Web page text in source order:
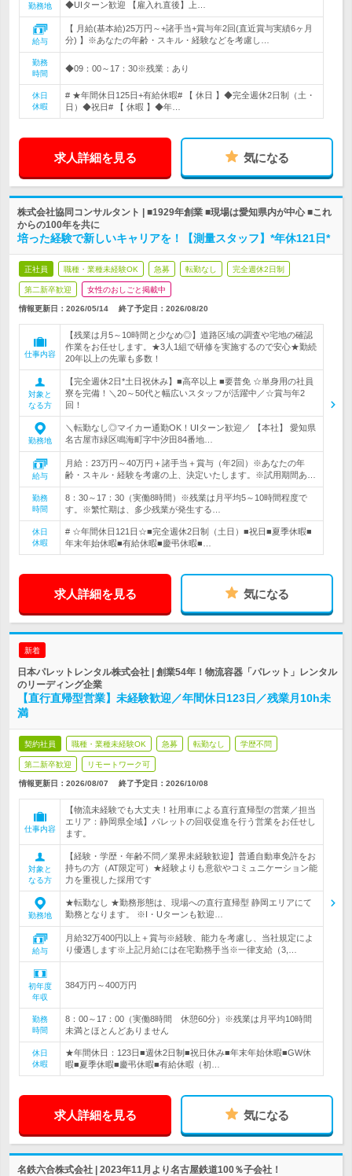
勤務地 ◆UIターン歓迎 【雇入れ直後】上…
給与
【 月給(基本給)25万円～+諸手当+賞与年2回(直近賞与実績6ヶ月
分) 】※あなたの年齢・スキル・経験などを考慮し…
勤務
時間
◆09：00～17：30※残業：あり
休日
休暇
# ★年間休日125日+有給休暇# 【 休日 】◆完全週休2日制（土・
日）◆祝日# 【 休暇 】◆年…
求人詳細を見る 気になる
株式会社協同コンサルタント | ■1929年創業 ■現場は愛知県内が中心 ■これ
からの100年を共に
培った経験で新しいキャリアを！【測量スタッフ】*年休121日*
正社員 職種・業種未経験OK 急募 転勤なし 完全週休2日制
第二新卒歓迎 女性のおしごと掲載中
情報更新日：2026/05/14 終了予定日： 2026/08/20
仕事内容
【残業は月5～10時間と少なめ◎】道路区域の調査や宅地の確認
作業をお任せします。★3人1組で研修を実施するので安心★勤続
20年以上の先輩も多数！
対象と
なる方
【完全週休2日*土日祝休み】■高卒以上 ■要普免 ☆単身用の社員
寮を完備！＼20～50代と幅広いスタッフが活躍中／☆賞与年2
回！
勤務地
＼転勤なし◎マイカー通勤OK！UIターン歓迎／ 【本社】 愛知県
名古屋市緑区鳴海町字中汐田84番地…
給与
月給：23万円～40万円＋諸手当＋賞与（年2回）※あなたの年
齢・スキル・経験を考慮の上、決定いたします。※試用期間あ…
勤務
時間
8：30～17：30（実働8時間）※残業は月平均5～10時間程度で
す。※繁忙期は、多少残業が発生する…
休日
休暇
# ☆年間休日121日☆■完全週休2日制（土日）■祝日■夏季休暇■
年末年始休暇■有給休暇■慶弔休暇■…
求人詳細を見る 気になる
新着
日本パレットレンタル株式会社 | 創業54年！物流容器「パレット」レンタル
のリーディング企業
【直行直帰型営業】未経験歓迎／年間休日123日／残業月10h未
満
契約社員 職種・業種未経験OK 急募 転勤なし 学歴不問
第二新卒歓迎 リモートワーク可
情報更新日：2026/08/07 終了予定日： 2026/10/08
仕事内容
【物流未経験でも大丈夫！社用車による直行直帰型の営業／担当
エリア：静岡県全域】パレットの回収促進を行う営業をお任せし
ます。
対象と
なる方
【経験・学歴・年齢不問／業界未経験歓迎】普通自動車免許をお
持ちの方（AT限定可）★経験よりも意欲やコミュニケーション能
力を重視した採用です
勤務地
★転勤なし ★勤務形態は、現場への直行直帰型 静岡エリアにて
勤務となります。 ※I・Uターンも歓迎…
給与
月給32万400円以上＋賞与※経験、能力を考慮し、当社規定によ
り優遇します※上記月給には在宅勤務手当※一律支給（3,…
初年度
年収
384万円～400万円
勤務
時間
8：00～17：00（実働8時間 休憩60分）※残業は月平均10時間
未満とほとんどありません
休日
休暇
★年間休日：123日■週休2日制■祝日休み■年末年始休暇■GW休
暇■夏季休暇■慶弔休暇■有給休暇（初…
求人詳細を見る 気になる
名鉄六合株式会社 | 2023年11月より名古屋鉄道100％子会社！